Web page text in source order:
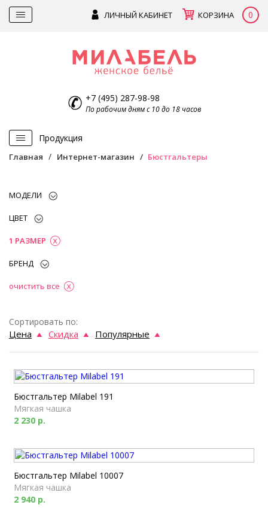
ЛИЧНЫЙ КАБИНЕТ КОРЗИНА 0
+7 (495) 287-98-98
По рабочим дням с 10 до 18 часов
Продукция
Главная Интернет-магазин Бюстгальтеры
МОДЕЛИ
ЦВЕТ
1 РАЗМЕР
БРЕНД
очистить все
Сортировать по:
Цена Скидка Популярные
Бюстгальтер Milabel 191
Мягкая чашка
2 230 р.
Бюстгальтер Milabel 10007
Мягкая чашка
2 940 р.